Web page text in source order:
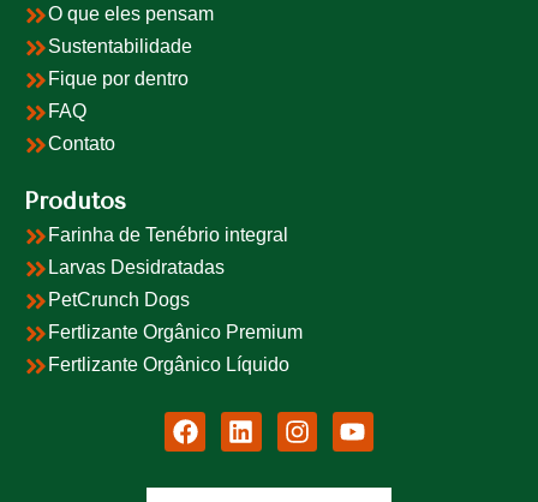
O que eles pensam
Sustentabilidade
Fique por dentro
FAQ
Contato
Produtos
Farinha de Tenébrio integral
Larvas Desidratadas
PetCrunch Dogs
Fertlizante Orgânico Premium
Fertlizante Orgânico Líquido